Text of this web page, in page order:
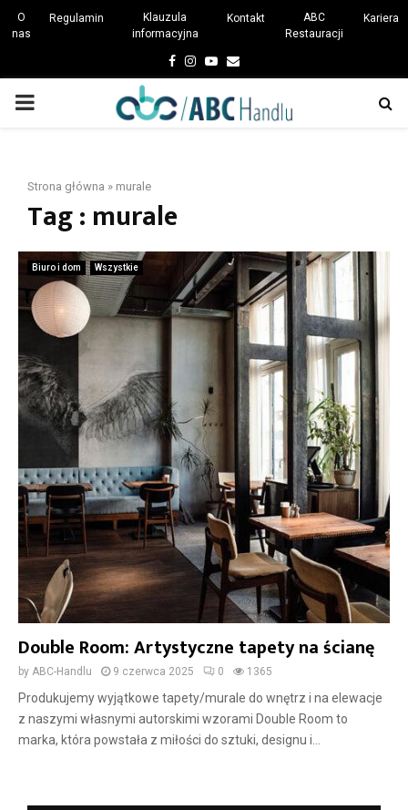
O
nas
Regulamin
Klauzula
informacyjna
Kontakt
ABC
Restauracji
Kariera
Facebook
Instagram
Youtube
Email
PRIMARY
Strona główna » murale
Tag : murale
Biuro i dom Wszystkie
Double Room: Artystyczne tapety na ścianę
by ABC-Handlu 9 czerwca 2025 0 1365
Produkujemy wyjątkowe tapety/murale do wnętrz i na elewacje
z naszymi własnymi autorskimi wzorami Double Room to
marka, która powstała z miłości do sztuki, designu i...